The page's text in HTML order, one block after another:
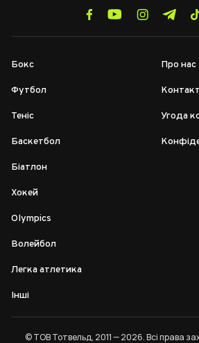
Бокс
Футбол
Теніс
Баскетбол
Біатлон
Хокей
Olympics
Волейбол
Легка атлетика
Інші
Про нас
Угода
© ТОВ Тотвельд, 2011 — 2026. Всі права